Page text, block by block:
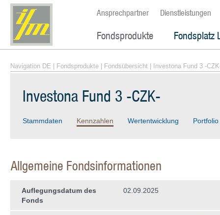
Ansprechpartner Dienstleistungen
Fondsprodukte Fondsplatz
Navigation DE Fondsprodukte Fondsübersicht | Investona Fund 3 -
Investona Fund 3 -CZK-
Stammdaten Kennzahlen Wertentwicklung Portfolio
Allgemeine Fondsinformationen
Auflegungsdatum des
Fonds
02.09.2025